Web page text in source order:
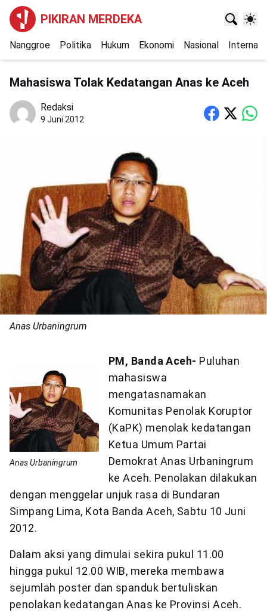
PIKIRAN MERDEKA
Nanggroe Politika Hukum Ekonomi Nasional
Mahasiswa Tolak Kedatangan Anas ke Aceh
Redaksi
9 Juni 2012
Anas Urbaningrum
Anas Urbaningrum
PM, Banda Aceh- Puluhan
mahasiswa
mengatasnamakan
Komunitas Penolak Koruptor
(KaPK) menolak kedatangan
Ketua Umum Partai
Demokrat Anas Urbaningrum
ke Aceh. Penolakan dilakukan
dengan menggelar unjuk rasa di Bundaran
Simpang Lima, Kota Banda Aceh, Sabtu 10 Juni
2012.
Dalam aksi yang dimulai sekira pukul 11.00
hingga pukul 12.00 WIB, mereka membawa
sejumlah poster dan spanduk bertuliskan
penolakan kedatangan Anas ke Provinsi Aceh.